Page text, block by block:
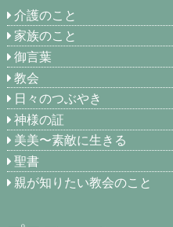
介護のこと
家族のこと
御言葉
教会
日々のつぶやき
神様の証
美美〜素敵に生きる
聖書
親が知りたい教会のこと